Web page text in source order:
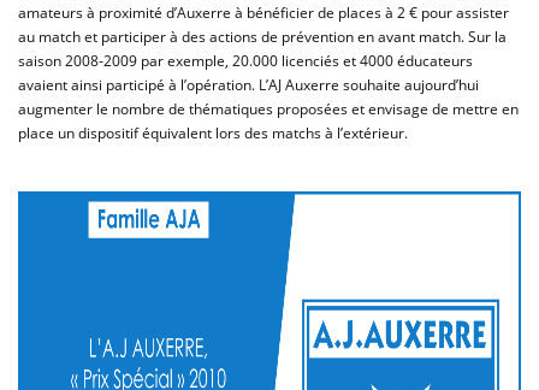
amateurs à proximité d’Auxerre à bénéficier de places à 2 € pour assister
au match et participer à des actions de prévention en avant match. Sur la
saison 2008-2009 par exemple, 20.000 licenciés et 4000 éducateurs
avaient ainsi participé à l’opération. L’AJ Auxerre souhaite aujourd’hui
augmenter le nombre de thématiques proposées et envisage de mettre en
place un dispositif équivalent lors des matchs à l’extérieur.